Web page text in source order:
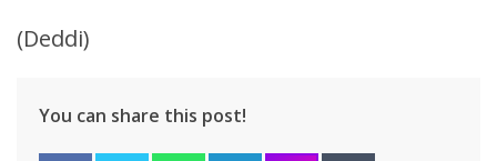
(Deddi)
You can share this post!